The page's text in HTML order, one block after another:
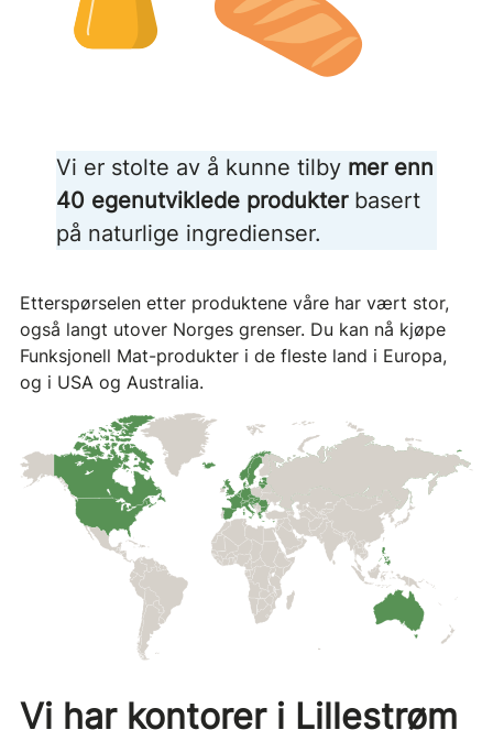
Vi er stolte av å kunne tilby mer enn
40 egenutviklede produkterbasert
på naturlige ingredienser.
Etterspørselen etter produktene våre har vært stor,
også langt utover Norges grenser. Du kan nå kjøpe
Funksjonell Mat-produkter i de fleste land i Europa,
og i USA og Australia.
Vi har kontorer i Lillestrøm